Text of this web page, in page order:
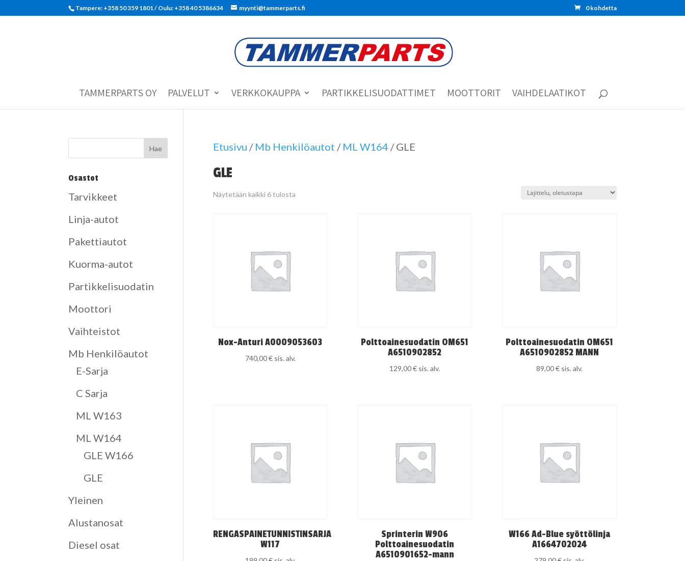
Tampere: +358 50 359 1801‬ / Oulu: +358 40 5386634 myynti@tammerparts.fi 0 kohdetta
TAMMERPARTS OY PALVELUT VERKKOKAUPPA PARTIKKELISUODATTIMET MOOTTORIT VAIHDELAATIKOT
Etusivu / Mb Henkilöautot / ML W164 / GLE
GLE
Näytetään kaikki 6 tulosta
Nox-Anturi A0009053603
740,00€ sis. alv.
Polttoainesuodatin OM651
A6510902852
129,00€ sis. alv.
Polttoainesuodatin OM651
A6510902852 MANN
89,00€ sis. alv.
RENGASPAINETUNNISTINSARJA
W117
Sprinterin W906
Polttoainesuodatin
A6510901652-mann
W166 Ad-Blue syöttölinja
A1664702024
Osastot
Tarvikkeet
Linja-autot
Pakettiautot
Kuorma-autot
Partikkelisuodatin
Moottori
Vaihteistot
Mb Henkilöautot
E-Sarja
C Sarja
ML W163
ML W164
GLE W166
GLE
Yleinen
Alustanosat
Diesel osat